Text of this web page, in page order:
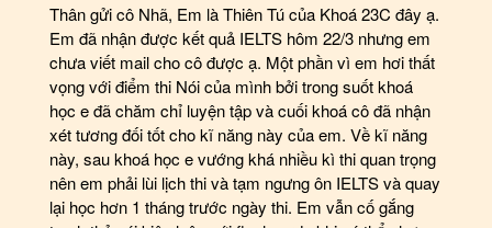
Thân gửi cô Nhã, Em là Thiên Tú của Khoá 23C đây ạ.
Em đã nhận được kết quả IELTS hôm 22/3 nhưng em
chưa viết mail cho cô được ạ. Một phần vì em hơi thất
vọng với điểm thi Nói của mình bởi trong suốt khoá
học e đã chăm chỉ luyện tập và cuối khoá cô đã nhận
xét tương đối tốt cho kĩ năng này của em. Về kĩ năng
này, sau khoá học e vướng khá nhiều kì thi quan trọng
nên em phải lùi lịch thi và tạm ngưng ôn IELTS và quay
lại học hơn 1 tháng trước ngày thi. Em vẫn cố gắng